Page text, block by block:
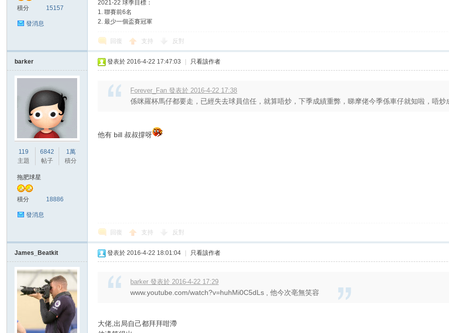
積分 15157
發消息
2021-22 球季目標：
1. 聯賽前6名
2. 最少一個盃賽冠軍
回復 支持 反對
barker
119
主題
6842
帖子
1萬
積分
拖肥球星
積分 18886
發消息
發表於 2016-4-22 17:47:03 只看該作者
Forever_Fan 發表於 2016-4-22 17:38
係咪羅杯馬仔都要走，已經失去球員信任，就算唔炒，下季成績重弊，睇摩佬今季係車仔就知啦，唔炒
他有 bill 叔叔撐呀
回復 支持 反對
James_Beatkit 發表於 2016-4-22 18:01:04 只看該作者
barker 發表於 2016-4-22 17:29
www.youtube.com/watch?v=huhMi0C5dLs , 他今次亳無笑容
大佬,出局自己都拜拜咁滯